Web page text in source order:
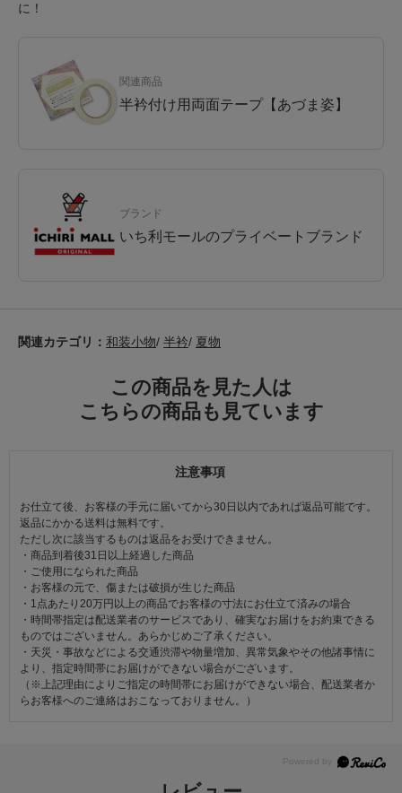
に！
関連商品
半衿付け用両面テープ【あづま姿】
ブランド
いち利モールのプライベートブランド
関連カテゴリ： 和装小物/ 半衿/ 夏物
この商品を見た人は
こちらの商品も見ています
注意事項
お仕立て後、お客様の手元に届いてから30日以内であれば返品可能です。
返品にかかる送料は無料です。
ただし次に該当するものは返品をお受けできません。
・商品到着後31日以上経過した商品
・ご使用になられた商品
・お客様の元で、傷または破損が生じた商品
・1点あたり20万円以上の商品でお客様の寸法にお仕立て済みの場合
・時間帯指定は配送業者のサービスであり、確実なお届けをお約束できる
ものではございません。あらかじめご了承ください。
・天災・事故などによる交通渋滞や物量増加、異常気象やその他諸事情に
より、指定時間帯にお届けができない場合がございます。
（※上記理由によりご指定の時間帯にお届けができない場合、配送業者か
らお客様へのご連絡はおこなっておりません。）